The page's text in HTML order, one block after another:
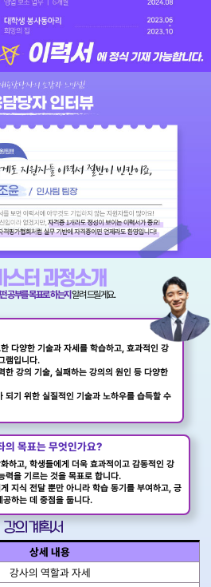
스터 과정소개
공부를 목표로 하는지알려 드릴게요.
다양한 기술과 자세를 학습하고, 효과적인 강
램입니다.
한 강의 기술, 실패하는 강의의 원인 등 다양한
되기 위한 실질적인 기술과 노하우를 습득할 수
의 목표는 무엇인가요?
하고, 학생들에게 더욱 효과적이고 감동적인 강
력을 기르는 것을 목표로 합니다.
지식 전달 뿐만 아니라 학습 동기를 부여하고, 긍
하는 데 중점을 둡니다.
강의 계획서
상세 내용
강사의 역할과 자세